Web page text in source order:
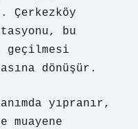
bu
geçilmesi
dönüşür.
yıpranır,
muayene